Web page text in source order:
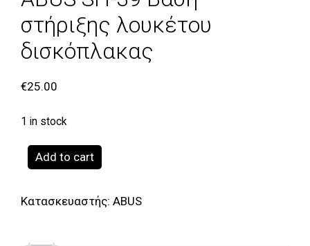
στήριξης λουκέτου
δισκόπλακας
€25.00
1 in stock
ABUS
SH-
Βάση
Add to cart
Κατασκευαστής: ABUS